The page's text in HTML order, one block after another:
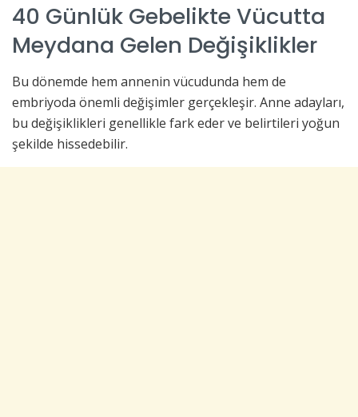
40 Günlük Gebelikte Vücutta
Meydana Gelen Değişiklikler
Bu dönemde hem annenin vücudunda hem de
embriyoda önemli değişimler gerçekleşir. Anne adayları,
bu değişiklikleri genellikle fark eder ve belirtileri yoğun
şekilde hissedebilir.